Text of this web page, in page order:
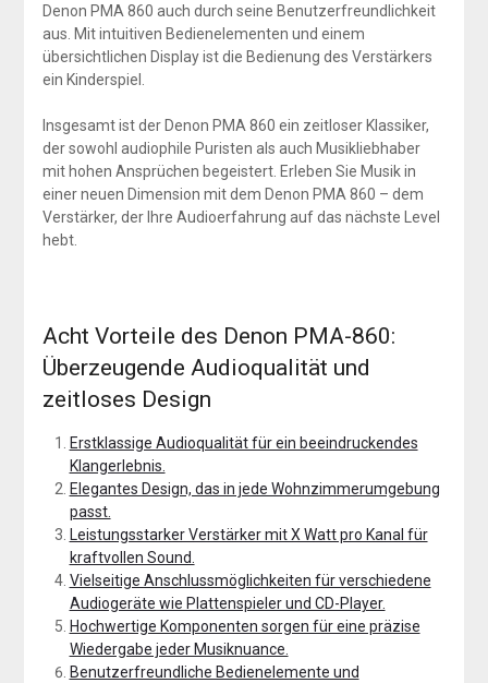
Denon PMA 860 auch durch seine Benutzerfreundlichkeit
aus. Mit intuitiven Bedienelementen und einem
übersichtlichen Display ist die Bedienung des Verstärkers
ein Kinderspiel.
Insgesamt ist der Denon PMA 860 ein zeitloser Klassiker,
der sowohl audiophile Puristen als auch Musikliebhaber
mit hohen Ansprüchen begeistert. Erleben Sie Musik in
einer neuen Dimension mit dem Denon PMA 860 – dem
Verstärker, der Ihre Audioerfahrung auf das nächste Level
hebt.
Acht Vorteile des Denon PMA-860:
Überzeugende Audioqualität und
zeitloses Design
Erstklassige Audioqualität für ein beeindruckendes
Klangerlebnis.
Elegantes Design, das in jede Wohnzimmerumgebung
passt.
Leistungsstarker Verstärker mit X Watt pro Kanal für
kraftvollen Sound.
Vielseitige Anschlussmöglichkeiten für verschiedene
Audiogeräte wie Plattenspieler und CD-Player.
Hochwertige Komponenten sorgen für eine präzise
Wiedergabe jeder Musiknuance.
Benutzerfreundliche Bedienelemente und